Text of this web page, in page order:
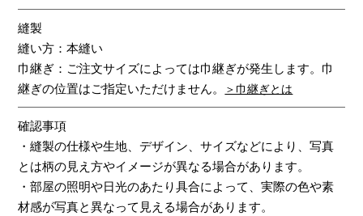
縫製
縫い方：本縫い
巾継ぎ：ご注文サイズによっては巾継ぎが発生します。巾
継ぎの位置はご指定いただけません。
＞巾継ぎとは
確認事項
・縫製の仕様や生地、デザイン、サイズなどにより、写真
とは柄の見え方やイメージが異なる場合があります。
・部屋の照明や日光のあたり具合によって、実際の色や素
材感が写真と異なって見える場合があります。